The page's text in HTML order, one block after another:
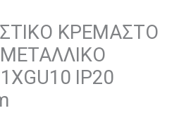
ΚΡΕΜΑΣΤΟ
IP20